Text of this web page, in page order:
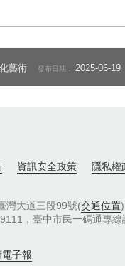
藝術 發布日期：2025-06-19
資訊安全政策 隱私權
灣大道三段99號(交通位置
，臺中市民一碼通專
子報